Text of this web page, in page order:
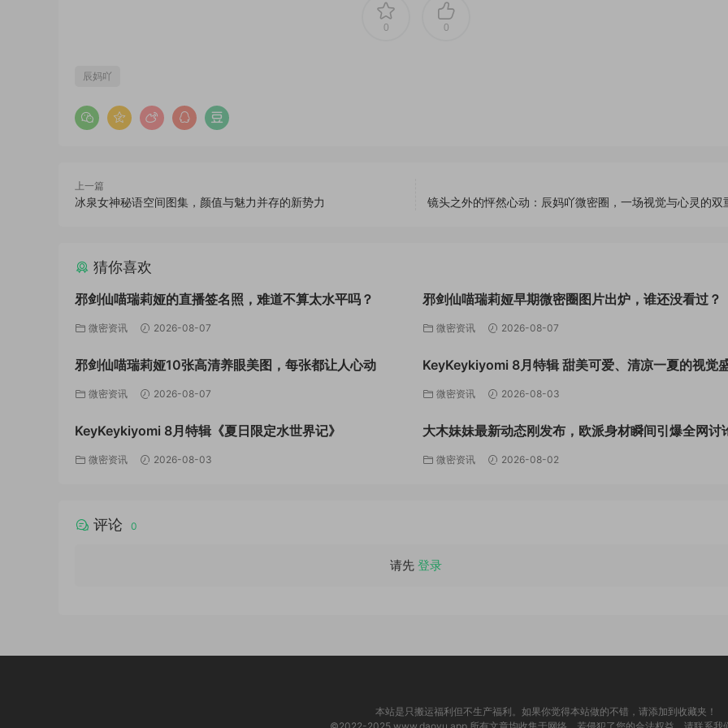
0 0
辰妈吖
上一篇
冰泉女神秘语空间图集，颜值与魅力并存的新势力 镜头之外的怦然心动：辰妈吖微密圈，一场视觉与心灵的双
猜你喜欢
邪剑仙喵瑞莉娅的直播签名照，难道不算太水平吗？
微密资讯 2026-08-07
邪剑仙喵瑞莉娅早期微密圈图片出炉，谁还没看过？
微密资讯 2026-08-07
邪剑仙喵瑞莉娅10张高清养眼美图，每张都让人心动
微密资讯 2026-08-07
KeyKeykiyomi 8月特辑 甜美可爱、清凉一夏的视觉
微密资讯 2026-08-03
KeyKeykiyomi 8月特辑《夏日限定水世界记》
微密资讯 2026-08-03
大木妹妹最新动态刚发布，欧派身材瞬间引爆全网讨
微密资讯 2026-08-02
评论 0
请先 登录
本站是只搬运福利但不生产福利。如果你觉得本站做的不错，请添加到收藏夹！